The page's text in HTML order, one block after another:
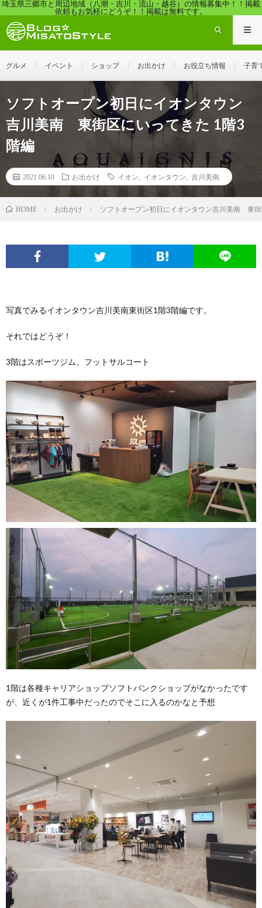
埼玉県三郷市と周辺地域（八潮・吉川・流山・越谷）の情報募集中！！掲載
依頼もお気軽にどうぞ！！掲載は無料です。
グルメ イベント ショップ お出かけ お役立ち情報 子育
ソフトオープン初日にイオンタウン
吉川美南 東街区にいってきた 1階3
階編
2021.06.10 お出かけ イオン イオンタウン 吉川美南
HOME お出かけ ソフトオープン初日にイオンタウン吉川美南 東
写真でみるイオンタウン吉川美南東街区1階3階編です。
それではどうぞ！
3階はスポーツジム、フットサルコート
1階は各種キャリアショップソフトバンクショップがなかったです
が、近くが1件工事中だったのでそこに入るのかなと予想